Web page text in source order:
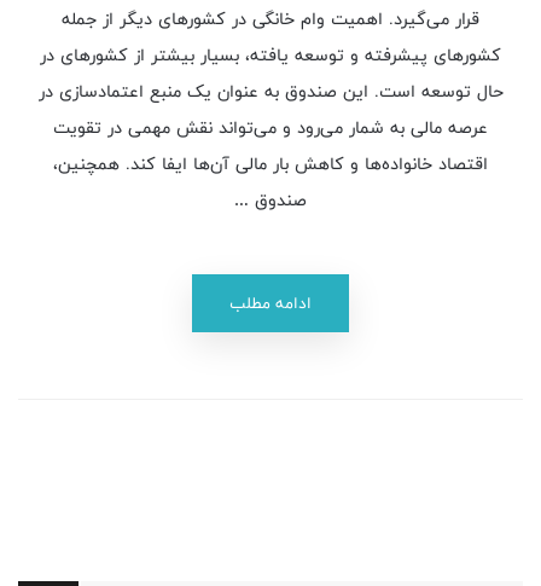
قرار می‌گیرد. اهمیت وام خانگی در کشورهای دیگر از جمله
کشورهای پیشرفته و توسعه یافته، بسیار بیشتر از کشورهای در
حال توسعه است. این صندوق به عنوان یک منبع اعتمادسازی در
عرصه مالی به شمار می‌رود و می‌تواند نقش مهمی در تقویت
اقتصاد خانواده‌ها و کاهش بار مالی آن‌ها ایفا کند. همچنین،
صندوق …
ادامه مطلب